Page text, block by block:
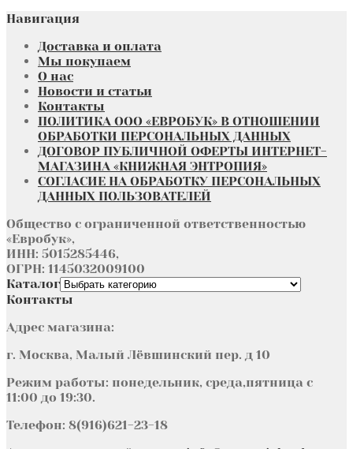
Навигация
Доставка и оплата
Мы покупаем
О нас
Новости и статьи
Контакты
ПОЛИТИКА ООО «ЕВРОБУК» В ОТНОШЕНИИ
ОБРАБОТКИ ПЕРСОНАЛЬНЫХ ДАННЫХ
ДОГОВОР ПУБЛИЧНОЙ ОФЕРТЫ ИНТЕРНЕТ-
МАГАЗИНА «КНИЖНАЯ ЭНТРОПИЯ»
СОГЛАСИЕ НА ОБРАБОТКУ ПЕРСОНАЛЬНЫХ
ДАННЫХ ПОЛЬЗОВАТЕЛЕЙ
Общество с ограниченной ответственностью
«Евробук»,
ИНН: 5015285446,
ОГРН: 1145032009100
Каталог
Контакты
Адрес магазина:
г. Москва, Малый Лёвшинский пер. д 10
Режим работы: понедельник, среда,пятница с
11:00 до 19:30.
Телефон: 8(916)621-23-18